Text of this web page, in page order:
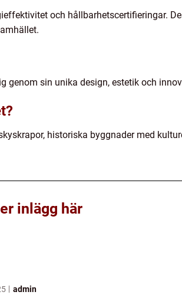
och hållbarhetscertifieringar.
genom sin unika design, estetik och
historiska byggnader med
inlägg här
admin